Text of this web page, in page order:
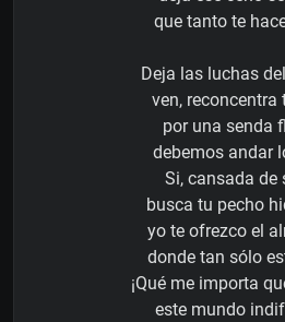
que tanto te
Deja las luchas
ven, reconcentra
por una senda
debemos andar
Si, cansada de
busca tu pecho
yo te ofrezco el
donde tan sólo
¡Qué me importa
este mundo